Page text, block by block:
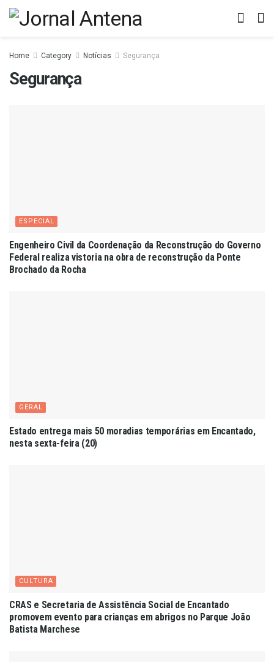
Home Category Notícias Segurança
Segurança
ESPECIAL
Engenheiro Civil da Coordenação da Reconstrução do Governo
Federal realiza vistoria na obra de reconstrução da Ponte
Brochado da Rocha
GERAL
Estado entrega mais 50 moradias temporárias em Encantado,
nesta sexta-feira (20)
CULTURA
CRAS e Secretaria de Assistência Social de Encantado
promovem evento para crianças em abrigos no Parque João
Batista Marchese